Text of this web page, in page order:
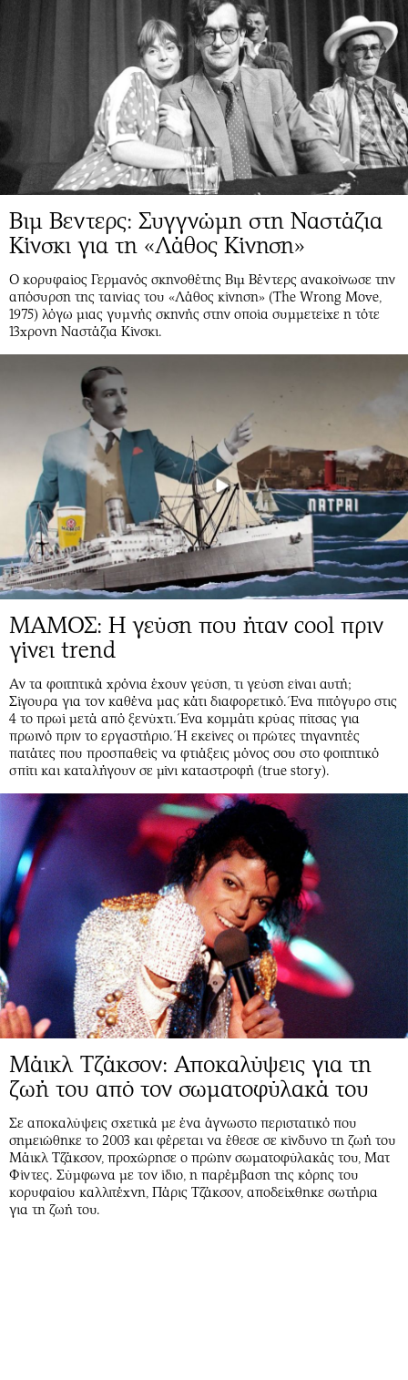
Βιμ Βεντερς: Συγγνώμη στη Ναστάζια
Κίνσκι για τη «Λάθος Κίνηση»
Ο κορυφαίος Γερμανός σκηνοθέτης Βιμ Βέντερς ανακοίνωσε την
απόσυρση της ταινίας του «Λάθος κίνηση» (Τhe Wrong Move,
1975) λόγω μιας γυμνής σκηνής στην οποία συμμετείχε η τότε
13χρονη Ναστάζια Κίνσκι.
ΜΑΜΟΣ: Η γεύση που ήταν cool πριν
γίνει trend
Αν τα φοιτητικά χρόνια έχουν γεύση, τι γεύση είναι αυτή;
Σίγουρα για τον καθένα μας κάτι διαφορετικό. Ένα πιτόγυρο στις
4 το πρωί μετά από ξενύχτι. Ένα κομμάτι κρύας πίτσας για
πρωινό πριν το εργαστήριο. Ή εκείνες οι πρώτες τηγανητές
πατάτες που προσπαθείς να φτιάξεις μόνος σου στο φοιτητικό
σπίτι και καταλήγουν σε μίνι καταστροφή (true story).
Μάικλ Τζάκσον: Αποκαλύψεις για τη
ζωή του από τον σωματοφύλακά του
Σε αποκαλύψεις σχετικά με ένα άγνωστο περιστατικό που
σημειώθηκε το 2003 και φέρεται να έθεσε σε κίνδυνο τη ζωή του
Μάικλ Τζάκσον, προχώρησε ο πρώην σωματοφύλακάς του, Ματ
Φίντες. Σύμφωνα με τον ίδιο, η παρέμβαση της κόρης του
κορυφαίου καλλιτέχνη, Πάρις Τζάκσον, αποδείχθηκε σωτήρια
για τη ζωή του.